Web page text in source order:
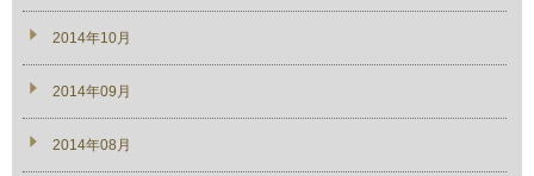
2014年10月
2014年09月
2014年08月